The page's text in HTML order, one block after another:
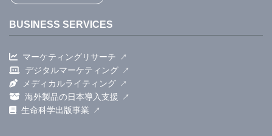
BUSINESS SERVICES
マーケティングリサーチ
デジタルマーケティング
メディカルライティング
海外製品の日本導入支援
生命科学出版事業